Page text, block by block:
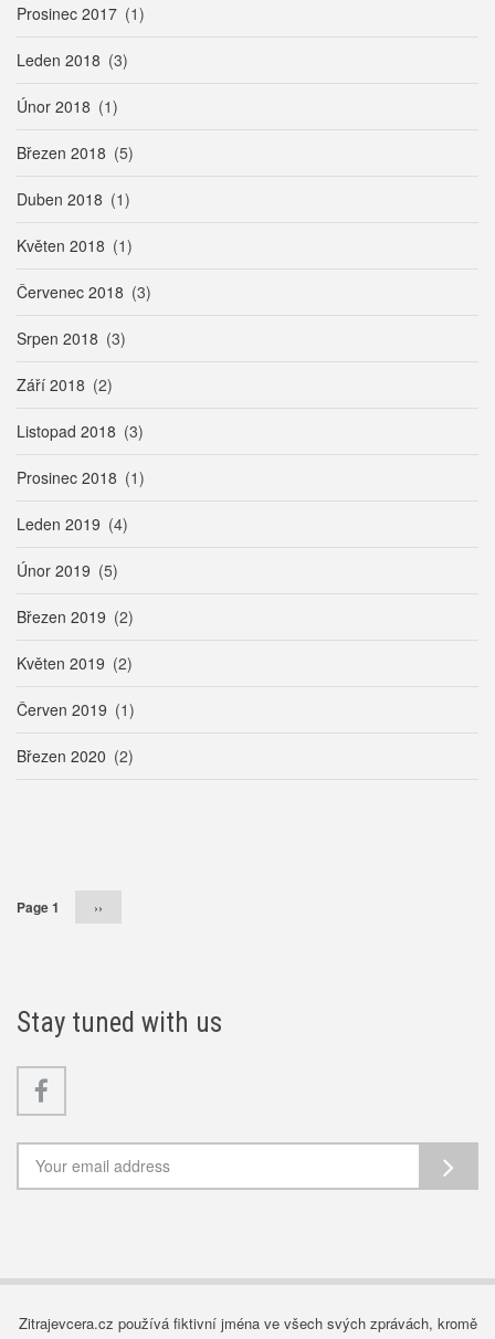
Prosinec 2017 (1)
Leden 2018 (3)
Únor 2018 (1)
Březen 2018 (5)
Duben 2018 (1)
Květen 2018 (1)
Červenec 2018 (3)
Srpen 2018 (3)
Září 2018 (2)
Listopad 2018 (3)
Prosinec 2018 (1)
Leden 2019 (4)
Únor 2019 (5)
Březen 2019 (2)
Květen 2019 (2)
Červen 2019 (1)
Březen 2020 (2)
Page 1 Následující
››
Stay tuned with us
Zitrajevcera.cz používá fiktivní jména ve všech svých zprávách, kromě